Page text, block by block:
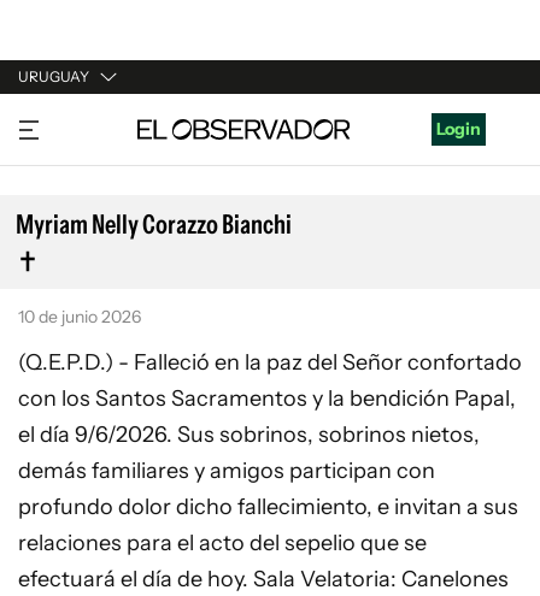
URUGUAY
URUGUAY
ARGENTINA
ESPAÑA
ESTADOS UNIDOS
Login
Myriam Nelly Corazzo Bianchi
10 de junio 2026
(Q.E.P.D.) - Falleció en la paz del Señor confortado
con los Santos Sacramentos y la bendición Papal,
el día 9/6/2026. Sus sobrinos, sobrinos nietos,
demás familiares y amigos participan con
profundo dolor dicho fallecimiento, e invitan a sus
relaciones para el acto del sepelio que se
efectuará el día de hoy. Sala Velatoria: Canelones